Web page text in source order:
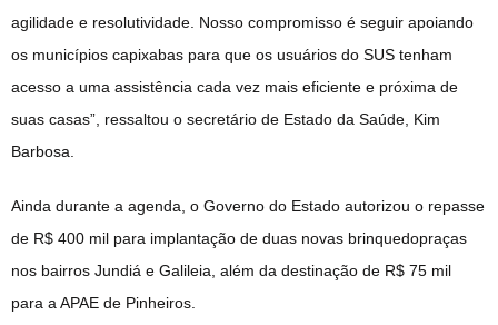
agilidade e resolutividade. Nosso compromisso é seguir apoiando
os municípios capixabas para que os usuários do SUS tenham
acesso a uma assistência cada vez mais eficiente e próxima de
suas casas”, ressaltou o secretário de Estado da Saúde, Kim
Barbosa.
Ainda durante a agenda, o Governo do Estado autorizou o repasse
de R$ 400 mil para implantação de duas novas brinquedopraças
nos bairros Jundiá e Galileia, além da destinação de R$ 75 mil
para a APAE de Pinheiros.